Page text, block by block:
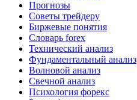
Прогнозы
Советы трейдеру
Биржевые понятия
Словарь forex
Технический анализ
Фундаментальный анализ
Волновой анализ
Свечной анализ
Психология форекс